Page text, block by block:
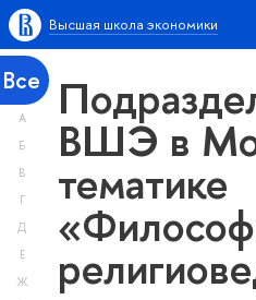
Высшая школа экономики
Все
А
Б
В
Г
Д
Е
Ж
ВШЭ в
тематике